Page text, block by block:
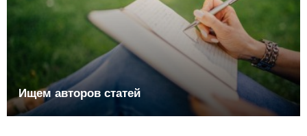
Ищем авторов статей